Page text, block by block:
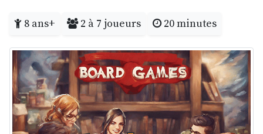
8 ans+ 2 à 7 joueurs 20 minutes